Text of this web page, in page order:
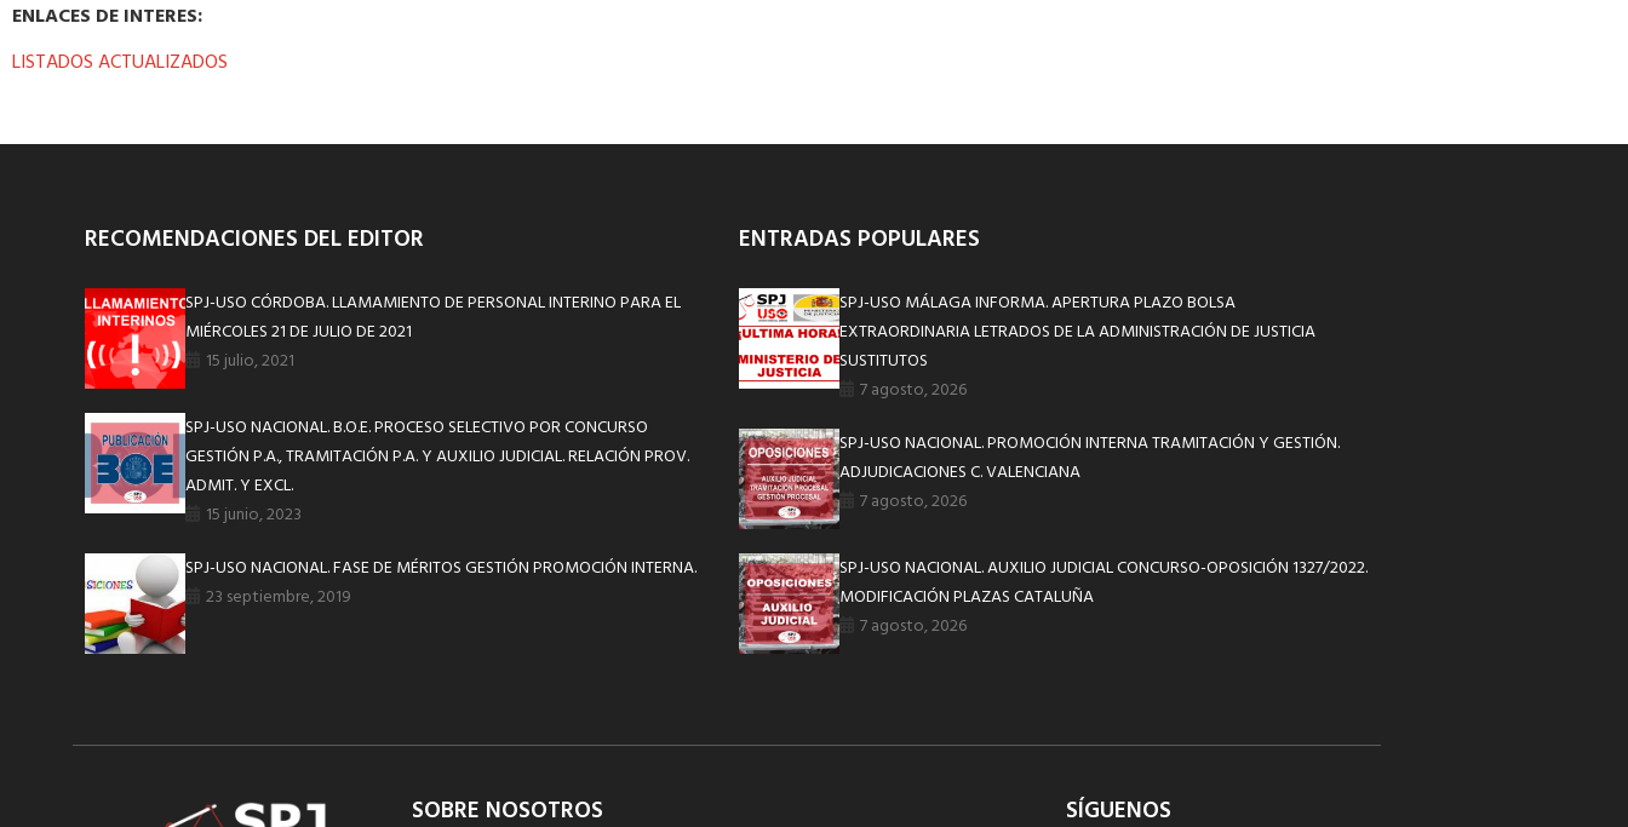
ENLACES DE INTERES:
LISTADOS ACTUALIZADOS
RECOMENDACIONES DEL EDITOR
SPJ-USO CÓRDOBA. LLAMAMIENTO DE PERSONAL INTERINO PARA EL
MIÉRCOLES 21 DE JULIO DE 2021
15 julio, 2021
SPJ-USO NACIONAL. B.O.E. PROCESO SELECTIVO POR CONCURSO
GESTIÓN P.A., TRAMITACIÓN P.A. Y AUXILIO JUDICIAL. RELACIÓN PROV.
ADMIT. Y EXCL.
15 junio, 2023
SPJ-USO NACIONAL. FASE DE MÉRITOS GESTIÓN PROMOCIÓN INTERNA.
23 septiembre, 2019
ENTRADAS POPULARES
SPJ-USO MÁLAGA INFORMA. APERTURA PLAZO BOLSA
EXTRAORDINARIA LETRADOS DE LA ADMINISTRACIÓN DE JUSTICIA
SUSTITUTOS
7 agosto, 2026
SPJ-USO NACIONAL. PROMOCIÓN INTERNA TRAMITACIÓN Y GESTIÓN.
ADJUDICACIONES C. VALENCIANA
7 agosto, 2026
SPJ-USO NACIONAL. AUXILIO JUDICIAL CONCURSO-OPOSICIÓN 1327/2022.
MODIFICACIÓN PLAZAS CATALUÑA
7 agosto, 2026
SOBRE NOSOTROS SÍGUENOS